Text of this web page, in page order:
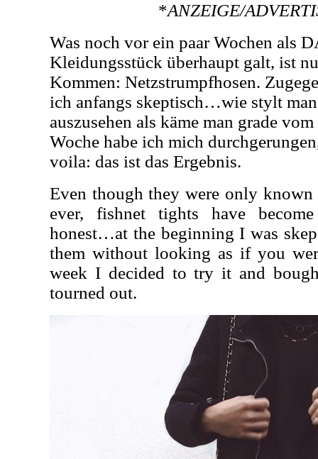
*ANZEIGE/
Was noch vor ein paar Wochen als
Kleidungsstück überhaupt galt, ist
Kommen: Netzstrumpfhosen.
ich anfangs skeptisch…wie stylt
auszusehen als käme man grade
Woche habe ich mich
voila: das ist das Ergebnis.
Even though they were only known
ever, fishnet tights have
honest…at the beginning I was
them without looking as if you
week I decided to try it and
tourned out.